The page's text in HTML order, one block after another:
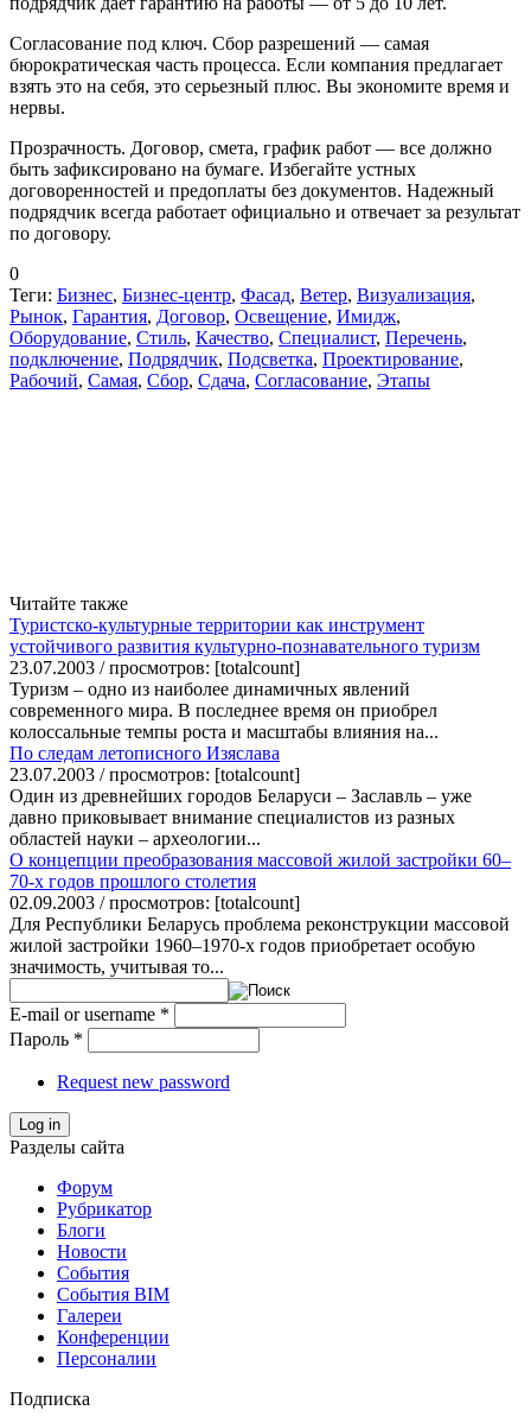
Согласование под ключ. Сбор разрешений — самая
бюрократическая часть процесса. Если компания предлагает
взять это на себя, это серьезный плюс. Вы экономите время и
нервы.
Прозрачность. Договор, смета, график работ — все должно
быть зафиксировано на бумаге. Избегайте устных
договоренностей и предоплаты без документов. Надежный
подрядчик всегда работает официально и отвечает за результат
по договору.
0
Теги: Бизнес, Бизнес-центр, Фасад, Ветер, Визуализация,
Рынок, Гарантия, Договор, Освещение, Имидж,
Оборудование, Стиль, Качество, Специалист, Перечень,
подключение, Подрядчик, Подсветка, Проектирование,
Рабочий, Самая, Сбор, Сдача, Согласование, Этапы
Читайте также
Туристско-культурные территории как инструмент
устойчивого развития культурно-познавательного туризм
23.07.2003 / просмотров: [totalcount]
Туризм – одно из наиболее динамичных явлений
современного мира. В последнее время он приобрел
колоссальные темпы роста и масштабы влияния на...
По следам летописного Изяслава
23.07.2003 / просмотров: [totalcount]
Один из древнейших городов Беларуси – Заславль – уже
давно приковывает внимание специалистов из разных
областей науки – археологии...
О концепции преобразования массовой жилой застройки 60–
70-х годов прошлого столетия
02.09.2003 / просмотров: [totalcount]
Для Республики Беларусь проблема реконструкции массовой
жилой застройки 1960–1970-х годов приобретает особую
значимость, учитывая то...
E-mail or username *
Пароль *
Request new password
Log in
Разделы сайта
Форум
Рубрикатор
Блоги
Новости
События
События BIM
Галереи
Конференции
Персоналии
Подписка